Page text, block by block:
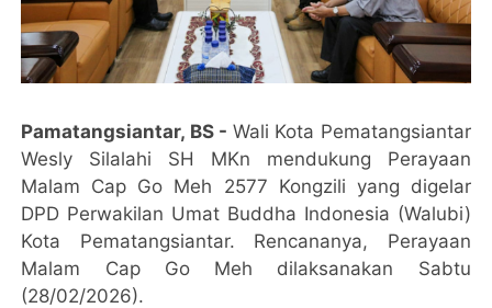
Pamatangsiantar, BS - Wali Kota Pematangsiantar
Wesly Silalahi SH MKn mendukung Perayaan
Malam Cap Go Meh 2577 Kongzili yang digelar
DPD Perwakilan Umat Buddha Indonesia (Walubi)
Kota Pematangsiantar. Rencananya, Perayaan
Malam Cap Go Meh dilaksanakan Sabtu
(28/02/2026).